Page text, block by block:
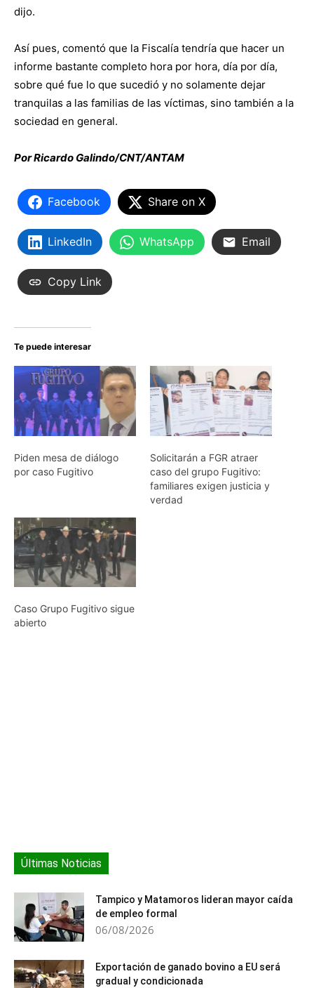
dijo.
Así pues, comentó que la Fiscalía tendría que hacer un
informe bastante completo hora por hora, día por día,
sobre qué fue lo que sucedió y no solamente dejar
tranquilas a las familias de las víctimas, sino también a la
sociedad en general.
Por Ricardo Galindo/CNT/ANTAM
Facebook Share on X
LinkedIn WhatsApp Email
Copy Link
Te puede interesar
Piden mesa de diálogo
por caso Fugitivo
Solicitarán a FGR atraer
caso del grupo Fugitivo:
familiares exigen justicia y
verdad
Caso Grupo Fugitivo sigue
abierto
Últimas Noticias
Tampico y Matamoros lideran mayor caída
de empleo formal
06/08/2026
Exportación de ganado bovino a EU será
gradual y condicionada